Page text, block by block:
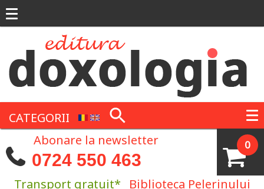
CATEGORII
0
Abonare la newsletter
0724 550 463
Transport gratuit* Biblioteca Pelerinului